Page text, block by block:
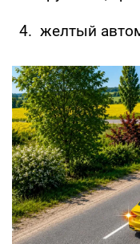
желтый